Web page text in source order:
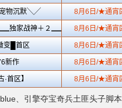
blue、引擎夺宝奇兵土匪头子脚本